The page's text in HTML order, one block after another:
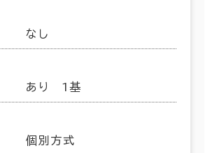
なし
あり 1基
個別方式